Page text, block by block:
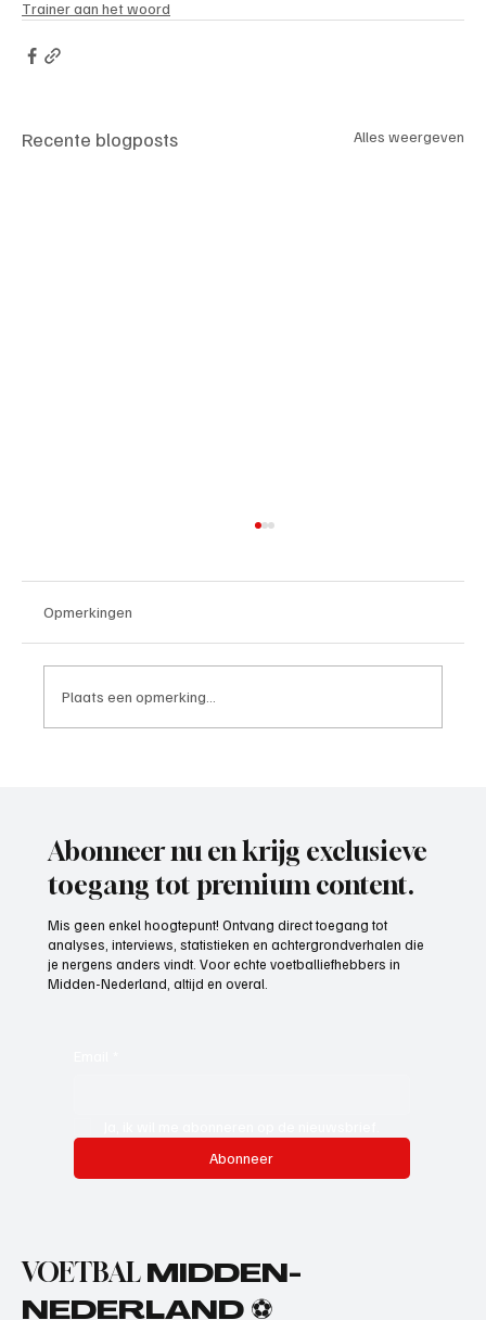
Trainer aan het woord
Recente blogposts Alles weergeven
Opmerkingen
Plaats een opmerking...
Abonneer nu en krijg exclusieve
toegang tot premium content.
Mis geen enkel hoogtepunt! Ontvang direct toegang tot
analyses, interviews, statistieken en achtergrondverhalen die
je nergens anders vindt. Voor echte voetballiefhebbers in
Midden-Nederland, altijd en overal.
Abonneer
VOETBAL MIDDEN-
NEDERLAND ⚽